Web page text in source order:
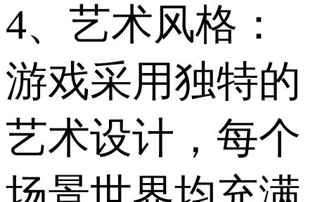
4、艺术风格：
游戏采用独特的
艺术设计，每个